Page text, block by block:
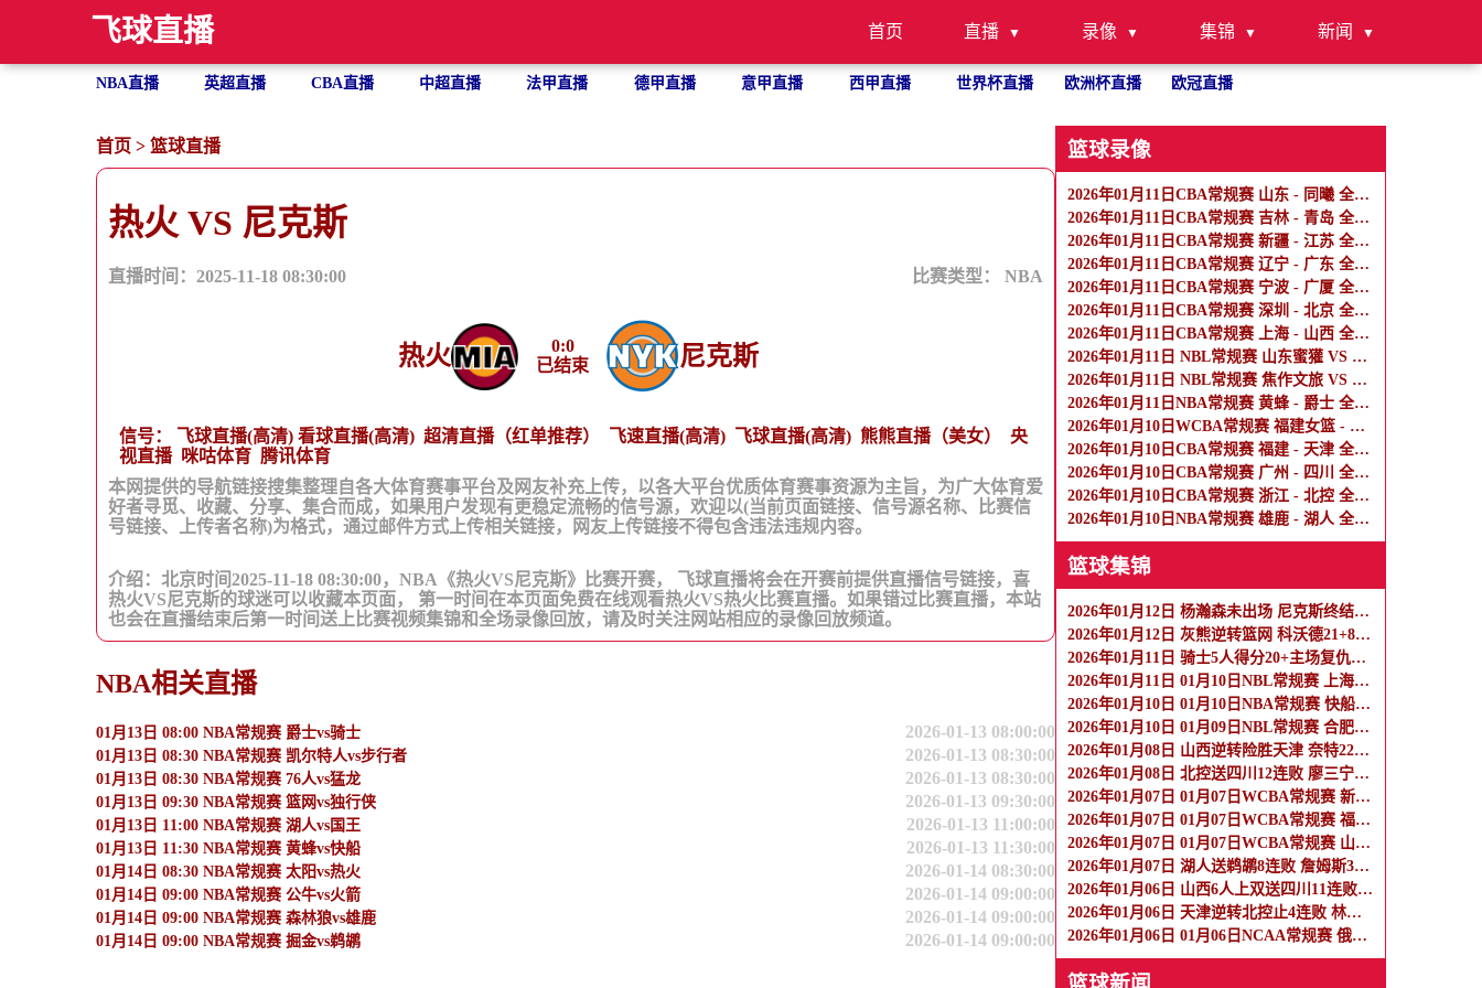
飞球直播 首页 直播 录像 集锦 新闻
NBA直播 英超直播 CBA直播 中超直播 法甲直播 德甲直播 意甲直播 西甲直播 世界杯直播 欧洲杯直播 欧冠直播
首页 > 篮球直播
热火 VS 尼克斯
直播时间：2025-11-18 08:30:00 比赛类型： NBA
热火 0:0
已结束
尼克斯
信号： 飞球直播(高清) 看球直播(高清) 超清直播（红单推荐） 飞速直播(高清) 飞球直播(高清) 熊熊直播（美女）
央
视直播 咪咕体育 腾讯体育
本网提供的导航链接搜集整理自各大体育赛事平台及网友补充上传，以各大平台优质体育赛事资源为主旨，为广大体育爱
好者寻觅、收藏、分享、集合而成，如果用户发现有更稳定流畅的信号源，欢迎以(当前页面链接、信号源名称、比赛信
号链接、上传者名称)为格式，通过邮件方式上传相关链接，网友上传链接不得包含违法违规内容。
介绍：北京时间2025-11-18 08:30:00，NBA《热火VS尼克斯》比赛开赛， 飞球直播将会在开赛前提供直播信号链接，喜
热火VS尼克斯的球迷可以收藏本页面， 第一时间在本页面免费在线观看热火VS热火比赛直播。如果错过比赛直播，本站
也会在直播结束后第一时间送上比赛视频集锦和全场录像回放，请及时关注网站相应的录像回放频道。
NBA相关直播
01月13日 08:00 NBA常规赛 爵士vs骑士 2026-01-13 08:00:00
01月13日 08:30 NBA常规赛 凯尔特人vs步行者 2026-01-13 08:30:00
01月13日 08:30 NBA常规赛 76人vs猛龙 2026-01-13 08:30:00
01月13日 09:30 NBA常规赛 篮网vs独行侠 2026-01-13 09:30:00
01月13日 11:00 NBA常规赛 湖人vs国王 2026-01-13 11:00:00
01月13日 11:30 NBA常规赛 黄蜂vs快船 2026-01-13 11:30:00
01月14日 08:30 NBA常规赛 太阳vs热火 2026-01-14 08:30:00
01月14日 09:00 NBA常规赛 公牛vs火箭 2026-01-14 09:00:00
01月14日 09:00 NBA常规赛 森林狼vs雄鹿 2026-01-14 09:00:00
01月14日 09:00 NBA常规赛 掘金vs鹈鹕 2026-01-14 09:00:00
篮球录像
2026年01月11日CBA常规赛 山东 - 同曦 全场录像
2026年01月11日CBA常规赛 吉林 - 青岛 全场录像
2026年01月11日CBA常规赛 新疆 - 江苏 全场录像
2026年01月11日CBA常规赛 辽宁 - 广东 全场录像
2026年01月11日CBA常规赛 宁波 - 广厦 全场录像
2026年01月11日CBA常规赛 深圳 - 北京 全场录像
2026年01月11日CBA常规赛 上海 - 山西 全场录像
2026年01月11日 NBL常规赛 山东蜜獾 VS 香港金牛 全场录像
2026年01月11日 NBL常规赛 焦作文旅 VS 杭州经纬 全场录像
2026年01月11日NBA常规赛 黄蜂 - 爵士 全场录像
2026年01月10日WCBA常规赛 福建女篮 - 厦门女篮 全场录像
2026年01月10日CBA常规赛 福建 - 天津 全场录像
2026年01月10日CBA常规赛 广州 - 四川 全场录像
2026年01月10日CBA常规赛 浙江 - 北控 全场录像
2026年01月10日NBA常规赛 雄鹿 - 湖人 全场录像
篮球集锦
2026年01月12日 杨瀚森未出场 尼克斯终结开拓者5连胜 阿夫迪亚最后时刻伤退
2026年01月12日 灰熊逆转篮网 科沃德21+8 兰代尔16+9 克洛尼17中4
2026年01月11日 骑士5人得分20+主场复仇森林狼 米切尔28+8 爱德华兹25+5
2026年01月11日 01月10日NBL常规赛 上海玄鸟 107 - 88 贵州猛龙 全场集锦
2026年01月10日 01月10日NBA常规赛 快船 - 篮网 精彩镜头
2026年01月10日 01月09日NBL常规赛 合肥狂风 72 - 82 石家庄翔蓝 全场集锦
2026年01月08日 山西逆转险胜天津 奈特22分 哈姆雷特34+8 林庭谦12分
2026年01月08日 北控送四川12连败 廖三宁18+6+5 庞兹30+6 段睿骐16分
2026年01月07日 01月07日WCBA常规赛 新疆女篮72-97 四川女篮 全场集锦
2026年01月07日 01月07日WCBA常规赛 福建女篮77-92厦门女篮 全场集锦
2026年01月07日 01月07日WCBA常规赛 山西女篮93-75山东女篮 全场集锦
2026年01月07日 湖人送鹈鹕8连败 詹姆斯30+8+8 东契奇30+10 墨菲42+5
2026年01月06日 山西6人上双送四川11连败 迪亚洛17+8+6 原帅17分 刘传兴12+7
2026年01月06日 天津逆转北控止4连败 林庭谦27+6 赖俊豪20分 里勒32分
2026年01月06日 01月06日NCAA常规赛 俄勒冈大学 - 罗格斯纽瓦克 集锦
篮球新闻